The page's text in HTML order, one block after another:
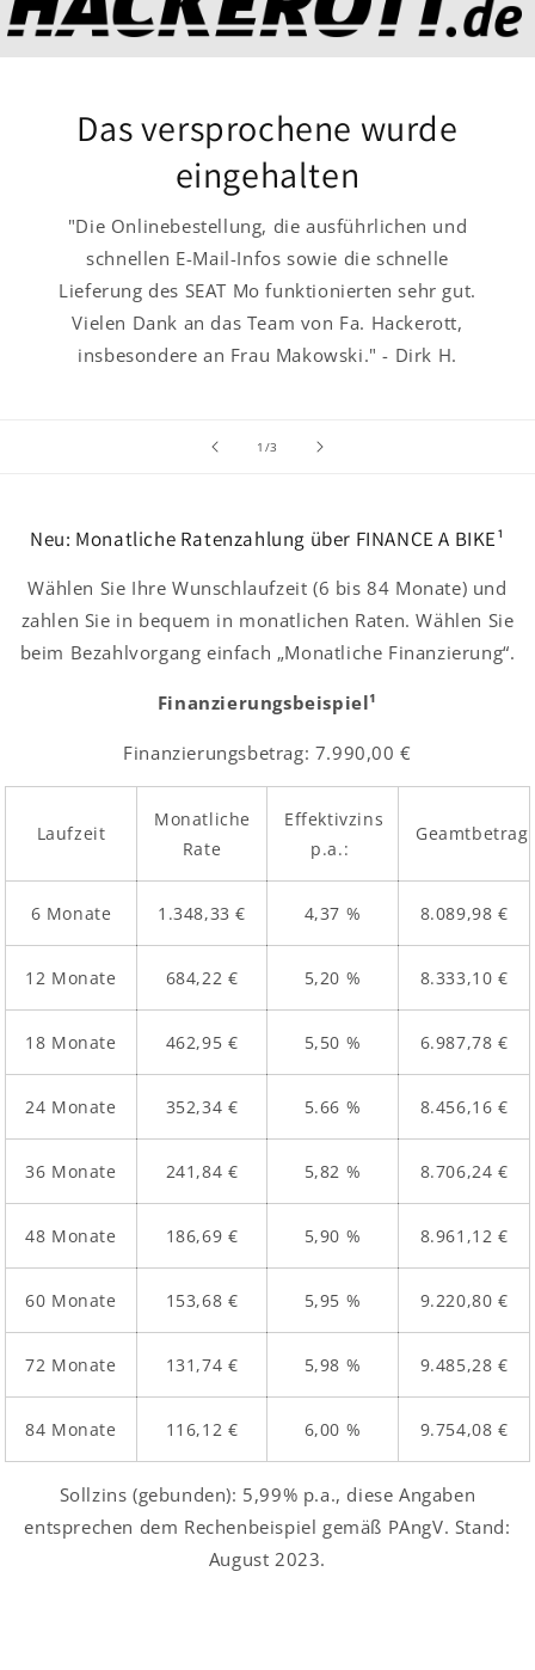
Das versprochene wurde
eingehalten
"Die Onlinebestellung, die ausführlichen und
schnellen E-Mail-Infos sowie die schnelle
Lieferung des SEAT Mo funktionierten sehr gut.
Vielen Dank an das Team von Fa. Hackerott,
insbesondere an Frau Makowski." - Dirk H.
1 /von
3
Neu: Monatliche Ratenzahlung über FINANCE A BIKE¹
Wählen Sie Ihre Wunschlaufzeit (6 bis 84 Monate) und
zahlen Sie in bequem in monatlichen Raten. Wählen Sie
beim Bezahlvorgang einfach „Monatliche Finanzierung“.
Finanzierungsbeispiel¹
Finanzierungsbetrag: 7.990,00 €
Laufzeit
Monatliche
Rate
Effektivzins
p.a.:
Geamtbetrag
6 Monate 1.348,33 € 4,37 % 8.089,98 €
12 Monate 684,22 € 5,20 % 8.333,10 €
18 Monate 462,95 € 5,50 % 6.987,78 €
24 Monate 352,34 € 5.66 % 8.456,16 €
36 Monate 241,84 € 5,82 % 8.706,24 €
48 Monate 186,69 € 5,90 % 8.961,12 €
60 Monate 153,68 € 5,95 % 9.220,80 €
72 Monate 131,74 € 5,98 % 9.485,28 €
84 Monate 116,12 € 6,00 % 9.754,08 €
Sollzins (gebunden): 5,99% p.a., diese Angaben
entsprechen dem Rechenbeispiel gemäß PAngV. Stand:
August 2023.